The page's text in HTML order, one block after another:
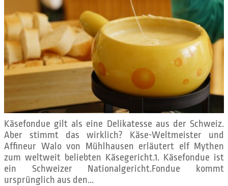
Käsefondue gilt als eine Delikatesse aus der Schweiz.
Aber stimmt das wirklich? Käse-Weltmeister und
Affineur Walo von Mühlhausen erläutert elf Mythen
zum weltweit beliebten Käsegericht.1. Käsefondue ist
ein Schweizer Nationalgericht.Fondue kommt
ursprünglich aus den...